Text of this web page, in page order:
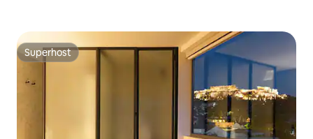
Superhost
Superhost